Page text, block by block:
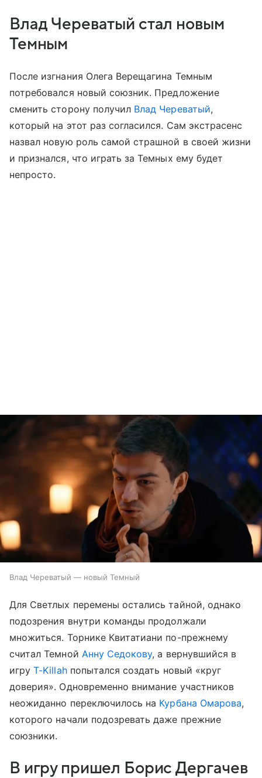
Влад Череватый стал новым
Темным
После изгнания Олега Верещагина Темным
потребовался новый союзник. Предложение
сменить сторону получил Влад Череватый,
который на этот раз согласился. Сам экстрасенс
назвал новую роль самой страшной в своей жизни
и признался, что играть за Темных ему будет
непросто.
Влад Череватый — новый Темный
Для Светлых перемены остались тайной, однако
подозрения внутри команды продолжали
множиться. Торнике Квитатиани по-прежнему
считал Темной Анну Седокову, а вернувшийся в
игруT-Killahпопытался создать новый «круг
доверия». Одновременно внимание участников
неожиданно переключилось на Курбана Омарова,
которого начали подозревать даже прежние
союзники.
В игру пришел Борис Дергачев